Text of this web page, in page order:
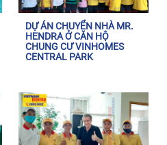
DỰ ÁN CHUYỂN NHÀ MR.
HENDRA Ở CĂN HỘ
CHUNG CƯ VINHOMES
CENTRAL PARK